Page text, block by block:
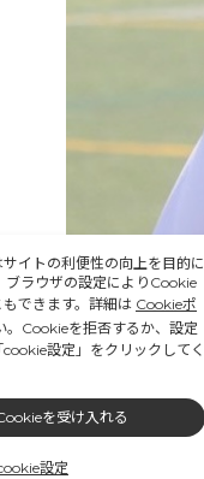
イトの利便性の向上を目的に
ブラウザの設定によりCookie
できます。詳細は Cookieポ
。Cookieを拒否するか、設定
設定」をクリックしてく
を受け入れる
設定